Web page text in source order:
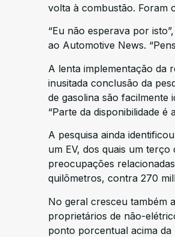
volta à combustão. Foram
“Eu não esperava por
ao Automotive News.
A lenta implementação da
inusitada conclusão da
de gasolina são facilmente
“Parte da disponibilidade é
A pesquisa ainda
um EV, dos quais um
preocupações
quilômetros, contra 270
No geral cresceu também
proprietários de não-
ponto porcentual acima da